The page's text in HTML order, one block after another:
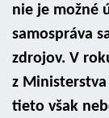
nie je možné
samospráva
zdrojov. V
z
tieto však